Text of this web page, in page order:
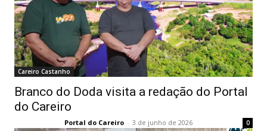
Careiro Castanho
Branco do Doda visita a redação do Portal
do Careiro
Portal do Careiro - 3 de junho de 2026 0